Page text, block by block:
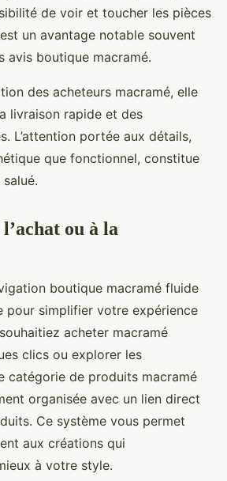
de voir et toucher les pièces
un avantage notable souvent
avis boutique macramé.
des acheteurs macramé, elle
livraison rapide et des
L’attention portée aux détails,
que fonctionnel, constitue
ou à la
boutique macramé fluide
pour simplifier votre expérience
acheter macramé
clics ou explorer les
catégorie de produits macramé
organisée avec un lien direct
Ce système vous permet
aux créations qui
à votre style.